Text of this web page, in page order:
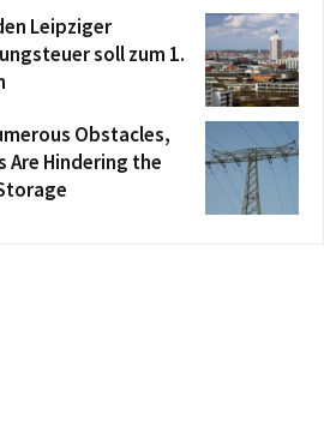
Leipziger
soll zum 1.
Obstacles,
Are Hindering the